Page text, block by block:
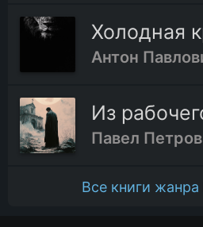
Холодная
Антон
Из
Павел
Все книги